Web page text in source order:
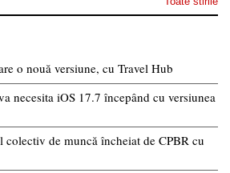
o nouă versiune, cu Travel Hub
necesita iOS 17.7 începând cu versiunea
colectiv de muncă încheiat de CPBR cu